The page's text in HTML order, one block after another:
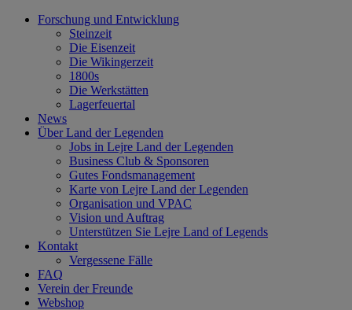
Skip
Forschung und Entwicklung
Steinzeit
Die Eisenzeit
Die Wikingerzeit
1800s
Die Werkstätten
Lagerfeuertal
News
Über Land der Legenden
Jobs in Lejre Land der Legenden
Business Club & Sponsoren
Gutes Fondsmanagement
Karte von Lejre Land der Legenden
Organisation und VPAC
Vision und Auftrag
Unterstützen Sie Lejre Land of Legends
Kontakt
Vergessene Fälle
FAQ
Verein der Freunde
Webshop